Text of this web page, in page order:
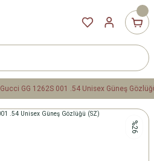
Gucci GG 1262S 001 .54 Unisex Güneş
%26